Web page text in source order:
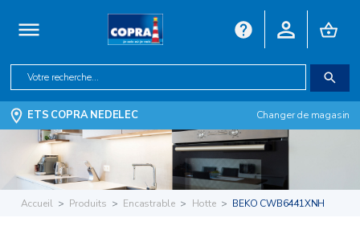
ETS COPRA NEDELEC Changer de magasin
Accueil Produits Encastrable Hotte BEKO CWB6441XNH